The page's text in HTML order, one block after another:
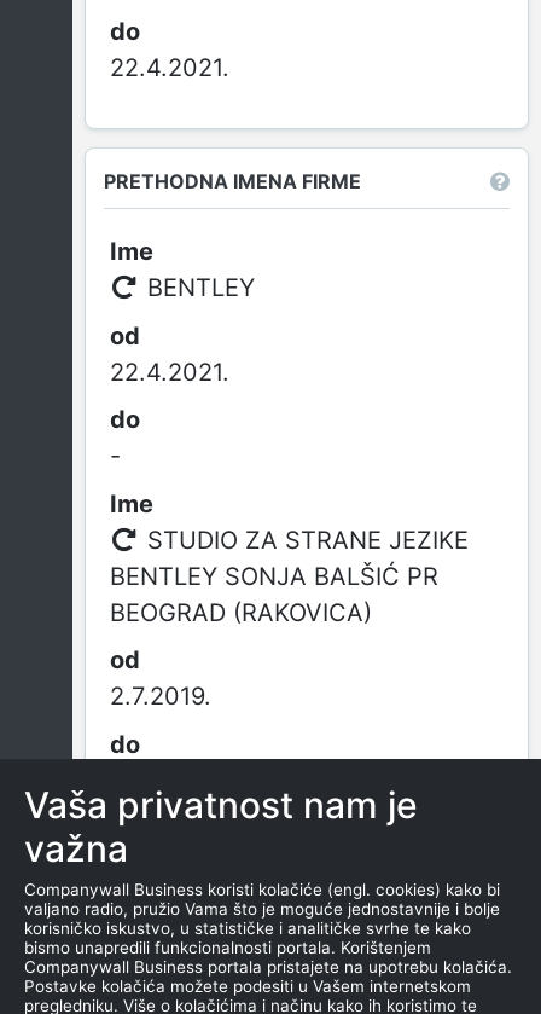
22.4.2021.
PRETHODNA IMENA FIRME
BENTLEY
22.4.2021.
-
STUDIO ZA STRANE JEZIKE
BENTLEY SONJA BALŠIĆ PR
BEOGRAD (RAKOVICA)
2.7.2019.
od osnivanja
Vaša privatnost nam je
važna
Companywall Business koristi kolačiće (engl. cookies) kako bi
valjano radio, pružio Vama što je moguće jednostavnije i bolje
korisničko iskustvo, u statističke i analitičke svrhe te kako
bismo unapredili funkcionalnosti portala. Korištenjem
Companywall Business portala pristajete na upotrebu kolačića.
Postavke kolačića možete podesiti u Vašem internetskom
pregledniku. Više o kolačićima i načinu kako ih koristimo te